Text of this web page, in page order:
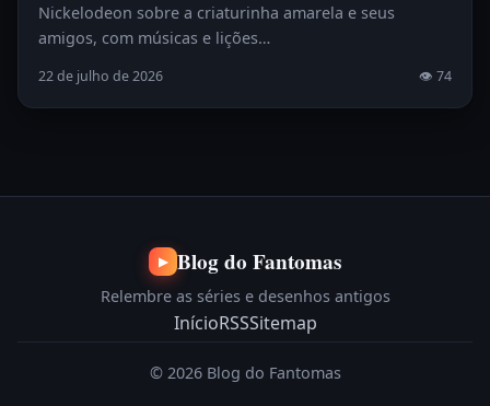
Nickelodeon sobre a criaturinha amarela e seus
amigos, com músicas e lições…
22 de julho de 2026 👁 74
▶ Blog do Fantomas
Relembre as séries e desenhos antigos
InícioRSSSitemap
© 2026 Blog do Fantomas